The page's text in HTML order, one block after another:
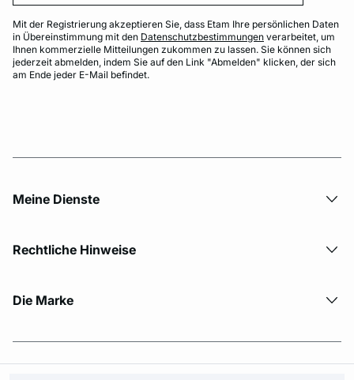
Mit der Registrierung akzeptieren Sie, dass Etam Ihre persönlichen Daten
in Übereinstimmung mit den Datenschutzbestimmungen verarbeitet, um
Ihnen kommerzielle Mitteilungen zukommen zu lassen. Sie können sich
jederzeit abmelden, indem Sie auf den Link "Abmelden" klicken, der sich
am Ende jeder E-Mail befindet.
Meine Dienste
Rechtliche Hinweise
Die Marke